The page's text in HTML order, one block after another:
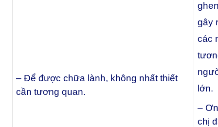
– Để được chữa lành, không nhất thiết
cần tương quan.
gây
các
lớn.
–
chị